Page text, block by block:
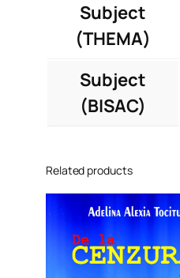
Subject
(THEMA)
Subject
(BISAC)
Related products